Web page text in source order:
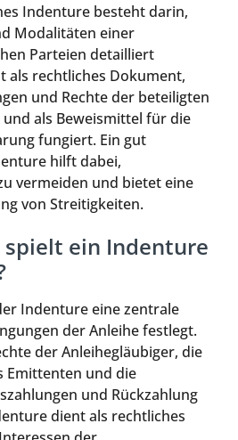
Indenture besteht darin,
Modalitäten einer
Parteien detailliert
als rechtliches Dokument,
und Rechte der beteiligten
als Beweismittel für die
fungiert. Ein gut
hilft dabei,
vermeiden und bietet eine
von Streitigkeiten.
spielt ein Indenture
Indenture eine zentrale
der Anleihe festlegt.
der Anleihegläubiger, die
Emittenten und die
und Rückzahlung
dient als rechtliches